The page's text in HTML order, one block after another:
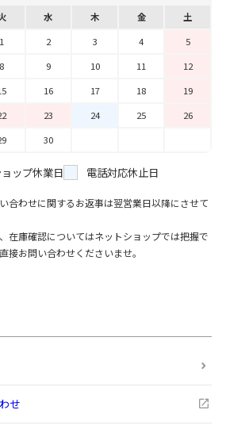
水 木 金
土
1
2 3 4
5
8 9 10 11
12
16 17 18
19
23 24 25
26
30
ップ休業日 電話対応休止日
合わせに関するお返事は翌営業日以降にさせて
在庫確認についてはネットショップでは把握で
接お問い合わせくださいませ。
せ